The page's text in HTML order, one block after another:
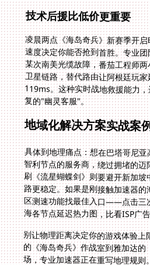
技术后援比低价更重要
凌晨两点《海岛奇兵》新赛季开
速度决定你能否抢到首胜。专业
某次南美光缆故障，番茄工程师
卫星链路，替代路由让阿根廷玩
119ms。这种实时战地救援能力
复的"幽灵客服"。
地域化解决方案实战案
具体到地理痛点：想在巴塔哥尼
智利节点的服务商，绕过拥堵的
刷《流星蝴蝶剑》则要避开新加
路更稳定。如果是刚接触加速器
区测速功能找最佳入口——点击三
海各节点延迟热力图，比看ISP广
别让物理距离决定你的游戏体验
的《海岛奇兵》作战室到雅加达
场，专业加速器正在重写地理规
队时，点下加速按钮的瞬间，